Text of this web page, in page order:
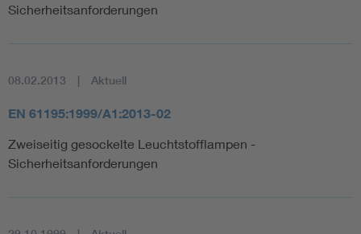
Sicherheitsanforderungen
08.02.2013 Aktuell
EN 61195:1999/A1:2013-02
Zweiseitig gesockelte Leuchtstofflampen -
Sicherheitsanforderungen